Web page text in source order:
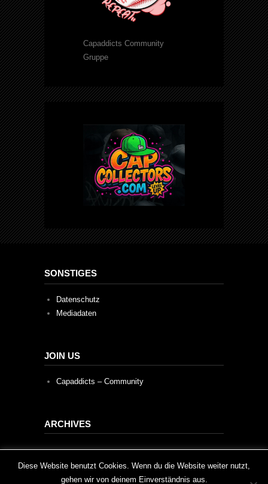
Capaddicts Community
Gruppe
SONSTIGES
Datenschutz
Mediadaten
JOIN US
Capaddicts – Community
ARCHIVES
Archives
This website uses cookies to improve your experience. We'll
assume you're ok with this, but you can opt-out if you wish.
Diese Website benutzt Cookies. Wenn du die Website weiter nutzt,
gehen wir von deinem Einverständnis aus.